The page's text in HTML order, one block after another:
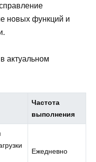
новых функций и
актуальном
Частота
выполнения
Ежедневно